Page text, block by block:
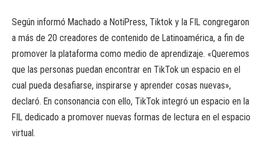
Según informó Machado a NotiPress, Tiktok y la FIL congregaron
a más de 20 creadores de contenido de Latinoamérica, a fin de
promover la plataforma como medio de aprendizaje. «Queremos
que las personas puedan encontrar en TikTok un espacio en el
cual pueda desafiarse, inspirarse y aprender cosas nuevas»,
declaró. En consonancia con ello, TikTok integró un espacio en la
FIL dedicado a promover nuevas formas de lectura en el espacio
virtual.